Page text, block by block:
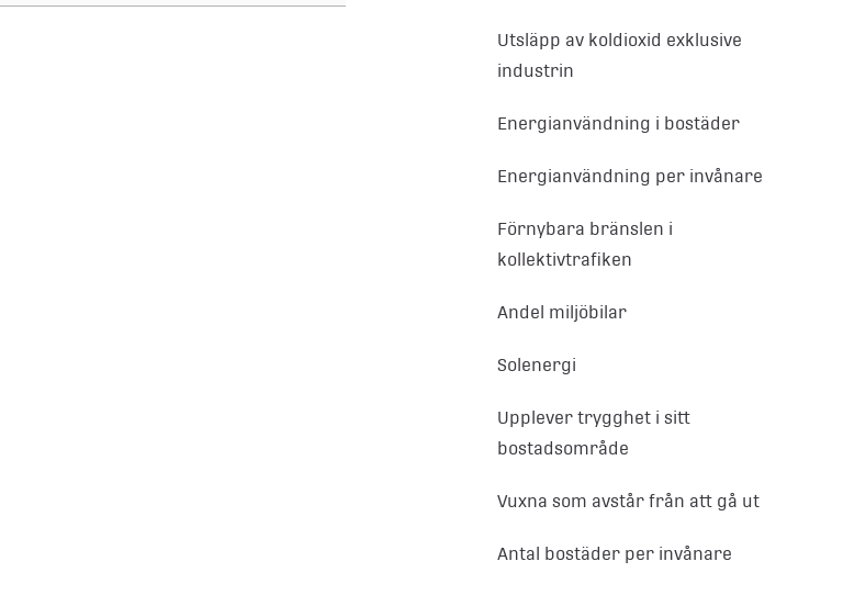
Utsläpp av koldioxid exklusive
industrin
Energianvändning i bostäder
Energianvändning per invånare
Förnybara bränslen i
kollektivtrafiken
Andel miljöbilar
Solenergi
Upplever trygghet i sitt
bostadsområde
Vuxna som avstår från att gå ut
Antal bostäder per invånare